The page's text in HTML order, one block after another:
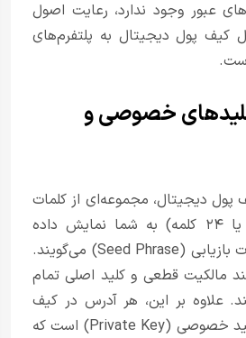
عبور وجود ندارد، رعایت اصول
کیف پول دیجیتال به پلتفرم‌های
کلیدهای خصوصی و
دیجیتال، مجموعه‌ای از کلمات
انگلیسی (معمولا ۱۲ یا ۲۴ کلمه) به شما نمایش داده
می‌شود که به آن عبارت بازیابی (Seed Phrase) می‌گویند.
مالکیت قطعی و کلید اصلی تمام
علاوه بر این، هر آدرس در کیف
پول شما دارای یک کلید خصوصی (Private Key) است که